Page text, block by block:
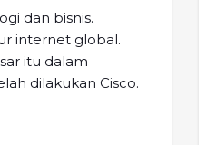
dan bisnis.
internet global.
itu dalam
dilakukan Cisco.